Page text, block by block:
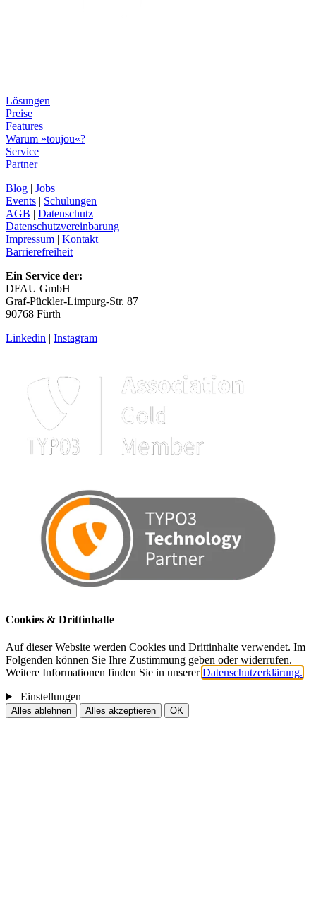
Lösungen
Preise
Features
Warum »toujou«?
Service
Partner
Blog | Jobs
Events | Schulungen
AGB | Datenschutz
Datenschutzvereinbarung
Impressum | Kontakt
Barrierefreiheit
Ein Service der:
DFAU GmbH
Graf-Pückler-Limpurg-Str. 87
90768 Fürth
Linkedin | Instagram
Cookies & Drittinhalte
Auf dieser Website werden Cookies und Drittinhalte verwendet. Im
Folgenden können Sie Ihre Zustimmung geben oder widerrufen.
Weitere Informationen finden Sie in unsererDatenschutzerklärung.
Einstellungen
Alles ablehnen Alles akzeptieren OK